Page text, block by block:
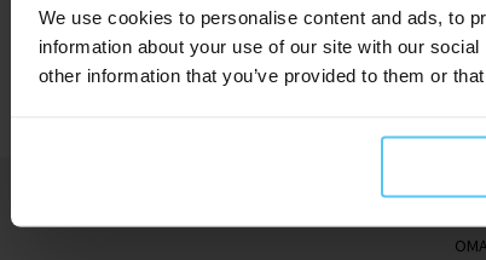
We use cookies to personalise content and ads, to
information about your use of our site with our
other information that you’ve provided to them or